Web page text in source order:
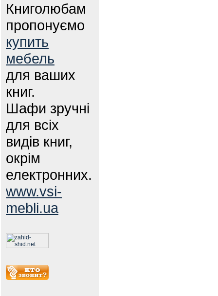
Книголюбам
пропонуємо
купить
мебель
для ваших
книг.
Шафи зручні
для всіх
видів книг,
окрім
електронних.
www.vsi-
mebli.ua